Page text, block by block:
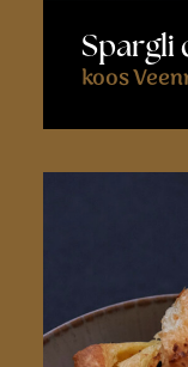
Spargli
koos